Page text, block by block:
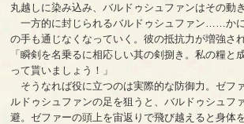
丸越しに染み込み、バルドゥシュファンはその動
一方的に封じられるバルドゥシュファン……か
の手も通じなくなっていく。彼の抵抗力が増強さ
「瞬剣を名乗るに相応しい其の剣捌き。私の糧と
って貰いましょう！」
そうなれば役に立つのは実際的な防御力。ゼフ
ルドゥシュファンの足を狙うと、バルドゥシュフ
避。ゼファーの頭上を宙返りで飛び越えると身体